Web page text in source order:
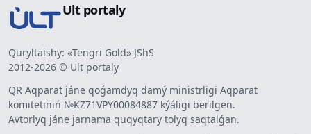
Ult portaly
Quryltaishy: «Tengri Gold» JShS
2012-2026 © Ult portaly
QR Aqparat jáne qoǵamdyq damý ministrligi Aqparat
komitetiniń №KZ71VPY00084887 kýáligi berilgen.
Avtorlyq jáne jarnama quqyqtary tolyq saqtalǵan.